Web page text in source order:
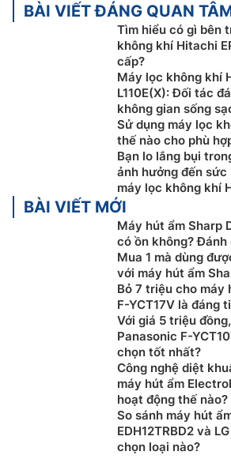
Máy lọc không khí Hitachi EP-
xung độ ẩm trong phòng nhà bạn
khô da, nứt nẻ môi, viêm mũi họng.
những gia đình thường xuyên sử
Máy có thể tạo hơi ẩm nhờ màng
nhiên để tạo tối đa lên tới 60%.
hơi nước nhỏ li ti này cực kì an toàn
không gây hại đến các thiết bị nội
nguy hiểm cho trẻ nhỏ,…
Cảm biến không khí siêu
BÀI VIẾT ĐÁNG QUAN
Tìm hiểu có gì bên
không khí Hitachi
cấp?
Máy lọc không khí
L110E(X): Đối tác
không gian sống
Sử dụng máy lọc
thế nào cho phù
Bạn lo lắng bụi
ảnh hưởng đến sức
máy lọc không khí
BÀI VIẾT MỚI
Máy hút ẩm Sharp
có ồn không?
Mua 1 mà dùng
với máy hút ẩm
Bỏ 7 triệu cho máy
F-YCT17V là đáng
Với giá 5 triệu
Panasonic F-
chọn tốt nhất?
Công nghệ diệt
máy hút ẩm
hoạt động thế nào?
So sánh máy hút
EDH12TRBD2 và
chọn loại nào?